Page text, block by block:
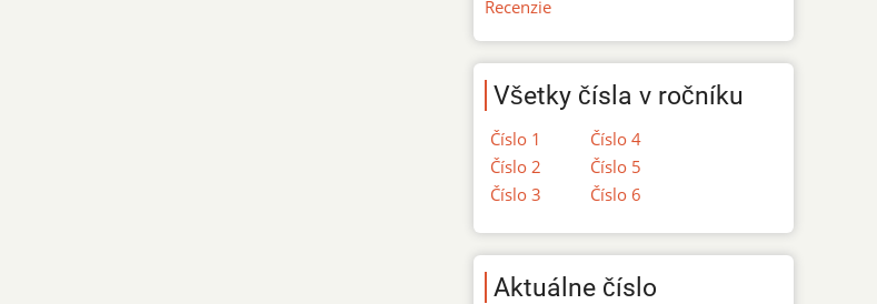
Recenzie
Všetky čísla v ročníku
Číslo 1
Číslo 2
Číslo 3
Číslo 4
Číslo 5
Číslo 6
Aktuálne číslo